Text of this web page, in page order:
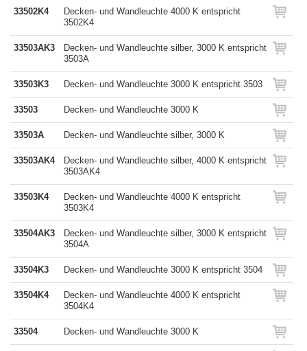
33502K4
Decken- und Wandleuchte 4000 K entspricht
3502K4
33503AK3
Decken- und Wandleuchte silber, 3000 K entspricht
3503A
33503K3 Decken- und Wandleuchte 3000 K entspricht 3503
33503 Decken- und Wandleuchte 3000 K
33503A Decken- und Wandleuchte silber, 3000 K
33503AK4
Decken- und Wandleuchte silber, 4000 K entspricht
3503AK4
33503K4
Decken- und Wandleuchte 4000 K entspricht
3503K4
33504AK3
Decken- und Wandleuchte silber, 3000 K entspricht
3504A
33504K3 Decken- und Wandleuchte 3000 K entspricht 3504
33504K4
Decken- und Wandleuchte 4000 K entspricht
3504K4
33504 Decken- und Wandleuchte 3000 K